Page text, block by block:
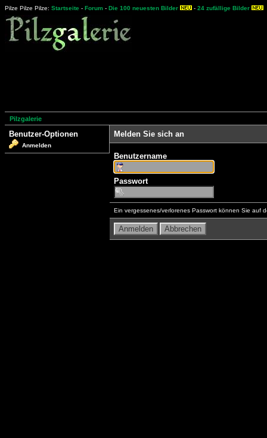
Pilze Pilze Pilze: Startseite - Forum - Die 100 neuesten Bilder - 24 zufällige Bilder
Pilzgalerie
Benutzer-Optionen
Anmelden
Melden Sie sich an
Benutzername
Passwort
Ein vergessenes/verlorenes Passwort können Sie auf